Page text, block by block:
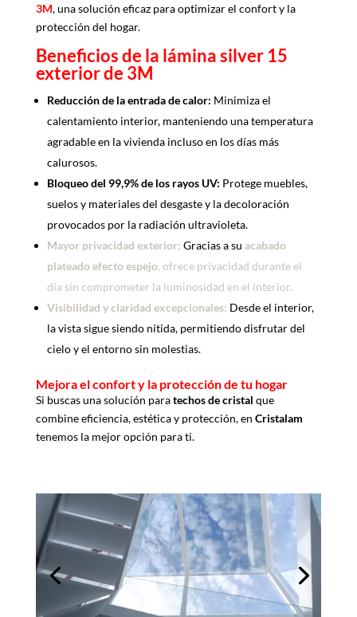
3M, una solución eficaz para optimizar el confort y la
protección del hogar.
Beneficios de la lámina silver 15
exterior de 3M
Reducción de la entrada de calor: Minimiza el
calentamiento interior, manteniendo una temperatura
agradable en la vivienda incluso en los días más
calurosos.
Bloqueo del 99,9% de los rayos UV: Protege muebles,
suelos y materiales del desgaste y la decoloración
provocados por la radiación ultravioleta.
Mayor privacidad exterior: Gracias a su acabado
plateado efecto espejo, ofrece privacidad durante el
día sin comprometer la luminosidad en el interior.
Visibilidad y claridad excepcionales: Desde el interior,
la vista sigue siendo nítida, permitiendo disfrutar del
cielo y el entorno sin molestias.
Mejora el confort y la protección de tu hogar
Si buscas una solución paratechos de cristal que
combine eficiencia, estética y protección, en Cristalam
tenemos la mejor opción para ti.